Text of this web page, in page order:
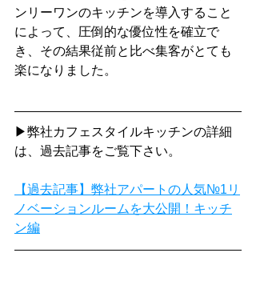
ンリーワンのキッチンを導入すること
によって、圧倒的な優位性を確立で
き、その結果従前と比べ集客がとても
楽になりました。
▶弊社カフェスタイルキッチンの詳細
は、過去記事をご覧下さい。
【過去記事】弊社アパートの人気№1リ
ノベーションルームを大公開！キッチ
ン編